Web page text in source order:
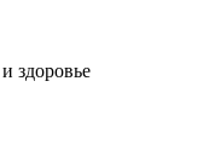
здоровье